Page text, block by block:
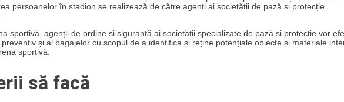
persoanelor în stadion se realizează de către agenți ai societății de pază și protecție
sportivă, agenții de ordine și siguranță ai societății specializate de pază și protecție vor
și al bagajelor cu scopul de a identifica și reține potențiale obiecte și materiale
sportivă.
să facă